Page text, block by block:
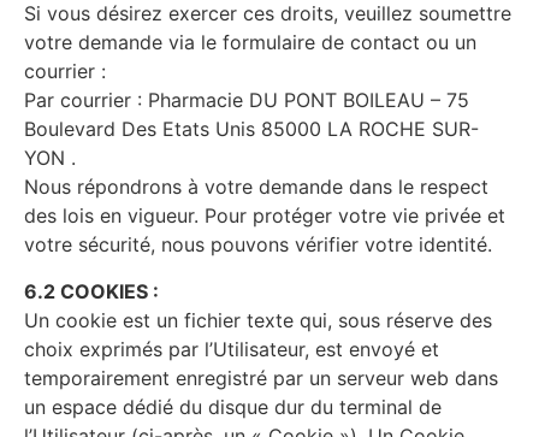
Si vous désirez exercer ces droits, veuillez soumettre
votre demande via le formulaire de contact ou un
courrier :
Par courrier : Pharmacie DU PONT BOILEAU – 75
Boulevard Des Etats Unis 85000 LA ROCHE SUR-
YON .
Nous répondrons à votre demande dans le respect
des lois en vigueur. Pour protéger votre vie privée et
votre sécurité, nous pouvons vérifier votre identité.
6.2 COOKIES :
Un cookie est un fichier texte qui, sous réserve des
choix exprimés par l’Utilisateur, est envoyé et
temporairement enregistré par un serveur web dans
un espace dédié du disque dur du terminal de